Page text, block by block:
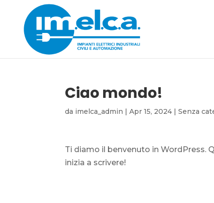
Ciao mondo!
da imelca_admin |Apr 15, 2024 |Senza
Ti diamo il benvenuto in WordPress.
inizia a scrivere!